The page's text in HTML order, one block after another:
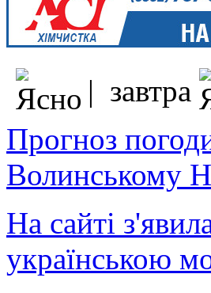
| завтра
Прогноз
Волинському
На сайті
українською